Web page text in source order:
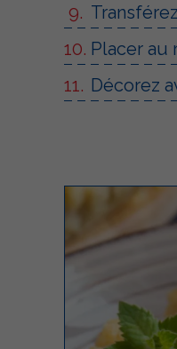
Placer au
Décorez